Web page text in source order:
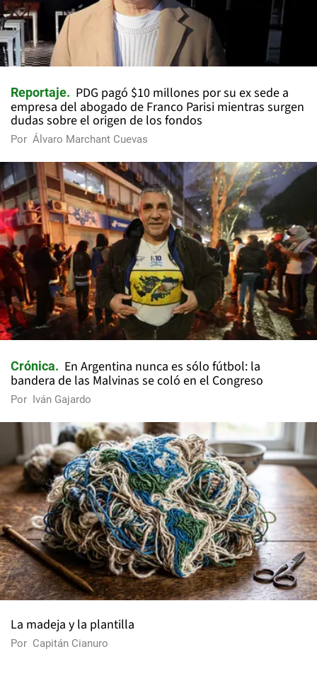
Reportaje
PDG pagó $10 millones por su ex sede a
empresa del abogado de Franco Parisi mientras surgen
dudas sobre el origen de los fondos
Por Álvaro Marchant Cuevas
Crónica
En Argentina nunca es sólo fútbol: la
bandera de las Malvinas se coló en el Congreso
Por Iván Gajardo
La madeja y la plantilla
Por Capitán Cianuro